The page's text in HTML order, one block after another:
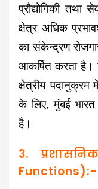
प्रौद्योगिकी तथा
क्षेत्र अधिक
का संकेन्द्रण
आकर्षित करता है।
क्षेत्रीय
के लिए, मुंबई भारत
है।
3.
Functions):-